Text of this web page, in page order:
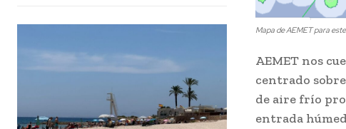
Mapa de AEMET para
AEMET nos
centrado
de aire frío
entrada